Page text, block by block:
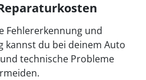
Fehlererkennung und
kannst du bei deinem Auto
technische Probleme